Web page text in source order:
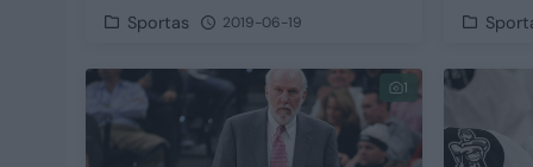
Sportas 2019-06-19
1